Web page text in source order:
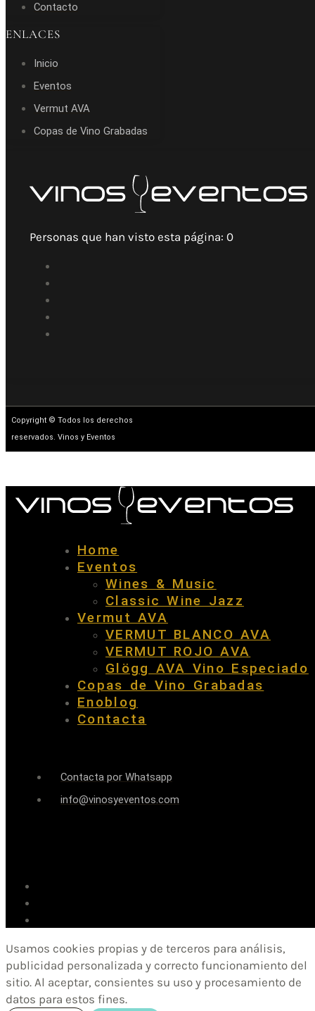
Contacto
ENLACES
Inicio
Eventos
Vermut AVA
Copas de Vino Grabadas
Personas que han visto esta página: 0
Copyright © Todos los derechos
reservados. Vinos y Eventos
Home
Eventos
Wines & Music
Classic Wine Jazz
Vermut AVA
VERMUT BLANCO AVA
VERMUT ROJO AVA
Glögg AVA Vino Especiado
Copas de Vino Grabadas
Enoblog
Contacta
Contacta por Whatsapp
info@vinosyeventos.com
Usamos cookies propias y de terceros para análisis,
publicidad personalizada y correcto funcionamiento del
sitio. Al aceptar, consientes su uso y procesamiento de
datos para estos fines.